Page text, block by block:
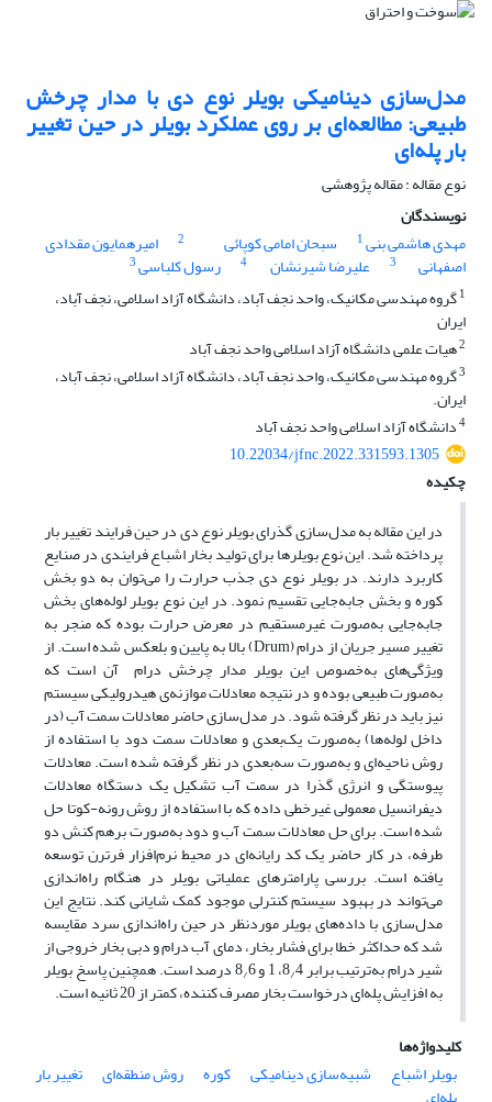
مدل‌سازی دینامیکی بویلر نوع دی با مدار چرخش
طبیعی: مطالعه‌ای بر روی عملکرد بویلر در حین تغییر
بار پله‌ای
نوع مقاله : مقاله پژوهشی
نویسندگان
مهدی هاشمی بنی1 سبحان امامی کوپائی 2 امیرهمایون مقدادی
اصفهانی 3 علیرضا شیرنشان 4 رسول کلباسی3
1گروه مهندسی مکانیک، واحد نجف آباد، دانشگاه آزاد اسلامی، نجف آباد،
ایران
2هیات علمی دانشگاه آزاد اسلامی واحد نجف آباد
3گروه مهندسی مکانیک، واحد نجف آباد، دانشگاه آزاد اسلامی، نجف آباد،
ایران.
4دانشگاه آزاد اسلامی واحد نجف آباد
10.22034/jfnc.2022.331593.1305
چکیده
در این مقاله به مدل‌سازی گذرای بویلر نوع دی در حین فرایند تغییر بار
پرداخته شد. این نوع بویلرها برای تولید بخار اشباع فرایندی در صنایع
کاربرد دارند. در بویلر نوع دی جذب حرارت را می‌توان به دو بخش
کوره و بخش جابه‌جایی تقسیم نمود. در این نوع بویلر لوله‌های بخش
جابه‌جایی به‌صورت غیرمستقیم در معرض حرارت بوده که منجر به
تغییر مسیر جریان از درام (Drum) بالا به پایین و بلعکس شده است. از
ویژگی‌های به‌خصوص این بویلر مدار چرخش درام آن است که
به‌صورت طبیعی بوده و در نتیجه معادلات موازنه‌ی هیدرولیکی سیستم
نیز باید در نظر گرفته شود. در مدل‌سازی حاضر معادلات سمت آب (در
داخل لوله‌ها) به‌صورت یک‌بعدی و معادلات سمت دود با استفاده از
روش ناحیه‌ای و به‌صورت سه‌بعدی در نظر گرفته شده‌ است. معادلات
پیوستگی و انرژی گذرا در سمت آب تشکیل یک دستگاه معادلات
دیفرانسیل معمولی غیرخطی داده که با استفاده از روش رونه-کوتا حل
شده است. برای حل معادلات سمت آب و دود به‌صورت برهم کنش دو
طرفه، در کار حاضر یک کد رایانه‌ای در محیط نرم‌افزار فرترن توسعه
یافته است. بررسی پارامترهای عملیاتی بویلر در هنگام راه‌اندازی
می‌تواند در بهبود سیستم کنترلی موجود کمک شایانی کند. نتایج این
مدل‌سازی با داده‌های بویلر موردنظر در حین راه‌اندازی سرد مقایسه
شد که حداکثر خطا برای فشار بخار، دمای آب درام و دبی بخار خروجی از
شیر درام به‌ترتیب برابر 8 /4، 1 و 8 / 6 درصد است. همچنین پاسخ بویلر
به افزایش پله‌ای درخواست بخار مصرف کننده، کمتر از 20 ثانیه است.
کلیدواژه‌ها
بویلر اشباع
شبیه‌سازی دینامیکی کوره روش منطقه‌ای تغییر بار